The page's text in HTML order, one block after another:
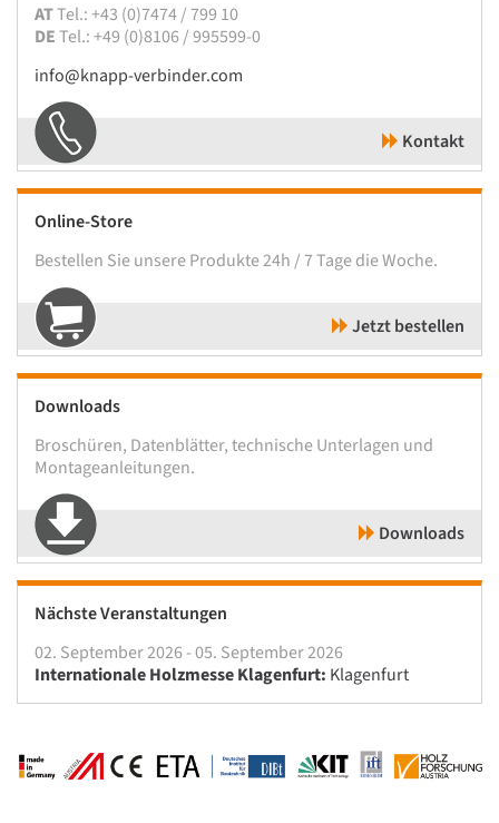
ATTel.: +43 (0)7474 / 799 10
DETel.: +49 (0)8106 / 995599-0
info@knapp-verbinder.com
Kontakt
Online-Store
Bestellen Sie unsere Produkte 24h / 7 Tage die Woche.
Jetzt bestellen
Downloads
Broschüren, Datenblätter, technische Unterlagen und
Montageanleitungen.
Downloads
Nächste Veranstaltungen
02. September 2026 - 05. September 2026
Internationale Holzmesse Klagenfurt: Klagenfurt